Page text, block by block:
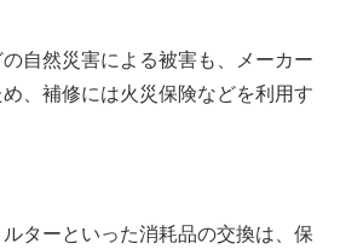
自然災害による被害も、メーカー
、補修には火災保険などを利用す
ターといった消耗品の交換は、保